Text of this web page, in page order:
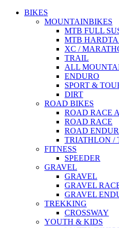
BIKES
MOUNTAINBIKES
MTB FULL
MTB
XC /
TRAIL
ALL
ENDURO
SPORT &
DIRT
ROAD BIKES
ROAD RACE
ROAD RACE
ROAD
TRIATHLON /
FITNESS
SPEEDER
GRAVEL
GRAVEL
GRAVEL
GRAVEL
TREKKING
CROSSWAY
YOUTH & KIDS